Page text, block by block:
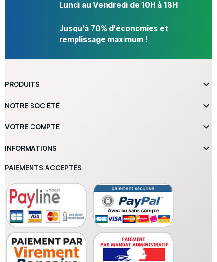
Lundi au Vendredi de 10H à 18H
Jusqu'à 70% d'économies et
remplissage maximum !
PRODUITS 
NOTRE SOCIÉTÉ 
VOTRE COMPTE 
INFORMATIONS 
PAIEMENTS ACCEPTÉS